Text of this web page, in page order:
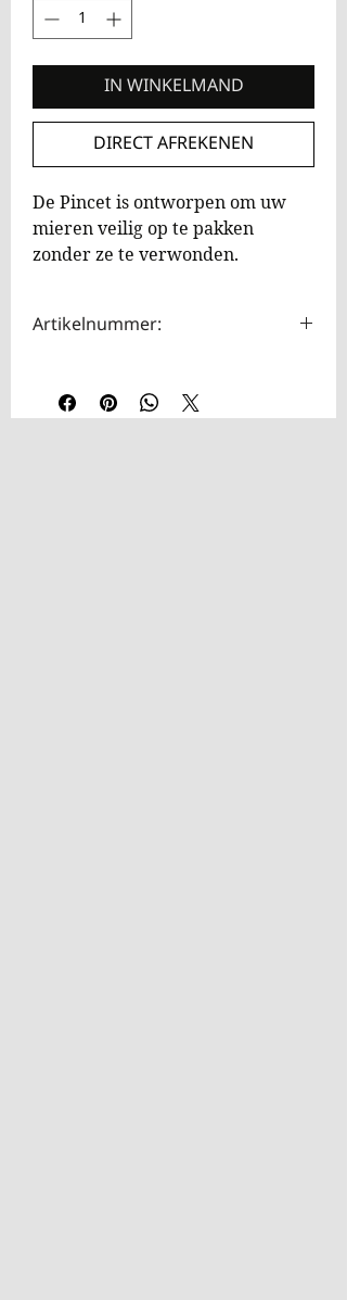
IN WINKELMAND
DIRECT AFREKENEN
De Pincet is ontworpen om uw
mieren veilig op te pakken
zonder ze te verwonden.
Artikelnummer: